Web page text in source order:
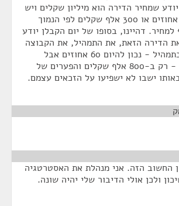
שמחיר הדירה הוא מיליון שקלים ויש
עליה הנחה של 20 אחוזים או 300 אלף שקלים לפי הנמוך
למחיר. דהיינו, בסופו של יום הקבלן יודע
הדירה הזאת, את התמהיל, את הקבוצה
של ה-80 אחוזים בתמהיל - נכון להיום 60 אחוזים אבל
בהמשך 80 אחוזים - רק ב-800 אלף שקלים והפערים של
ישבו לא ישפיעו על הזכאים עצמם.
החשוב הזה. אני מנהלת את האסטרטגיה
ולכן אולי הדיבור שלי יהיה שונה.